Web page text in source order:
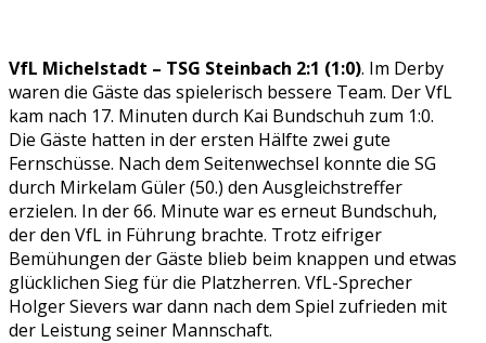
VfL Michelstadt – TSG Steinbach 2:1 (1:0). Im Derby
waren die Gäste das spielerisch bessere Team. Der VfL
kam nach 17. Minuten durch Kai Bundschuh zum 1:0.
Die Gäste hatten in der ersten Hälfte zwei gute
Fernschüsse. Nach dem Seitenwechsel konnte die SG
durch Mirkelam Güler (50.) den Ausgleichstreffer
erzielen. In der 66. Minute war es erneut Bundschuh,
der den VfL in Führung brachte. Trotz eifriger
Bemühungen der Gäste blieb beim knappen und etwas
glücklichen Sieg für die Platzherren. VfL-Sprecher
Holger Sievers war dann nach dem Spiel zufrieden mit
der Leistung seiner Mannschaft.